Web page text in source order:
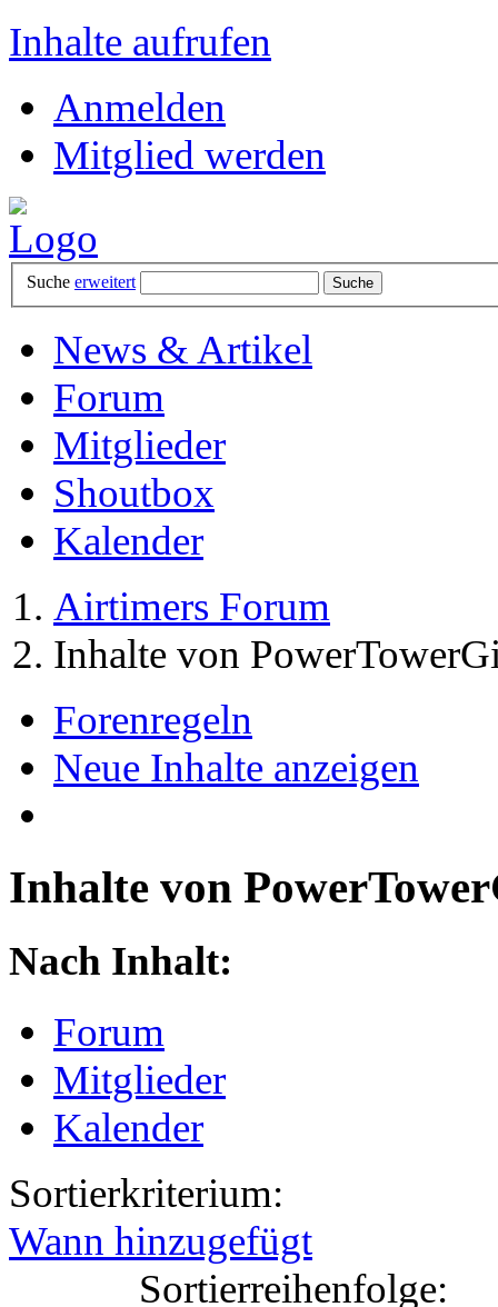
Inhalte aufrufen
Anmelden
Mitglied werden
Suche erweitert
News & Artikel
Forum
Mitglieder
Shoutbox
Kalender
Airtimers Forum
Inhalte von
Forenregeln
Neue Inhalte anzeigen
Inhalte von
Nach Inhalt:
Forum
Mitglieder
Kalender
Sortierkriterium:
Wann hinzugefügt
Sortierreihenfolge: